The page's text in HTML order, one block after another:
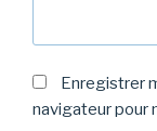
Enregistrer
navigateur pour